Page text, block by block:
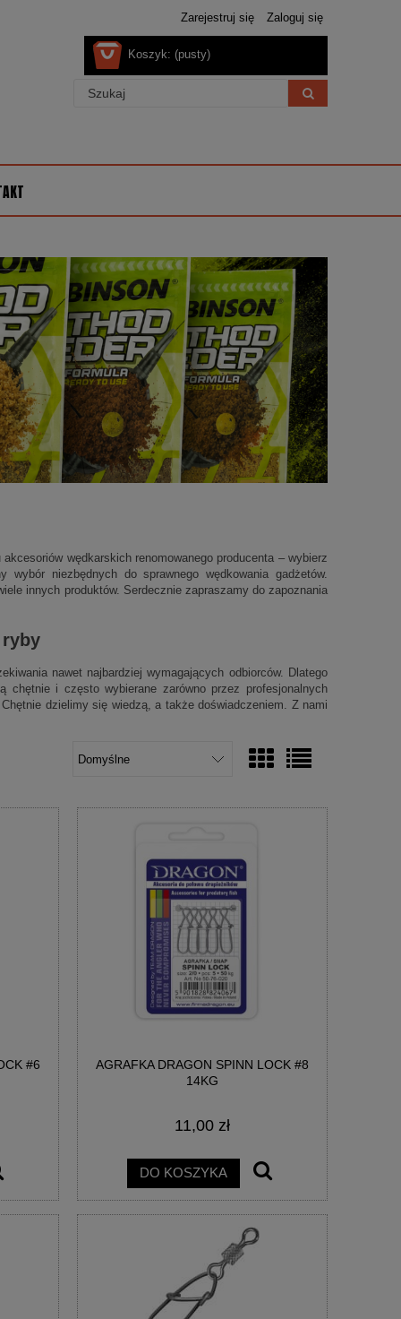
Zarejestruj się Zaloguj się
Koszyk: (pusty)
wędkarskich renomowanego producenta – wybierz
niezbędnych do sprawnego wędkowania gadżetów.
innych produktów. Serdecznie zapraszamy do zapoznania
nawet najbardziej wymagających odbiorców. Dlatego
chętnie i często wybierane zarówno przez profesjonalnych
dzielimy się wiedzą, a także doświadczeniem. Z nami
#6
AGRAFKA DRAGON SPINN LOCK #8
14KG
11,00 zł
DO KOSZYKA